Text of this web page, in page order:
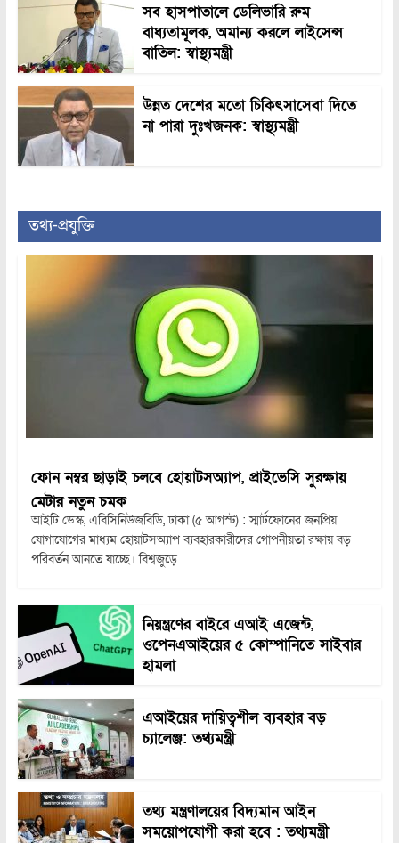
সব হাসপাতালে ডেলিভারি রুম
বাধ্যতামূলক, অমান্য করলে লাইসেন্স
বাতিল: স্বাস্থ্যমন্ত্রী
উন্নত দেশের মতো চিকিৎসাসেবা দিতে
না পারা দুঃখজনক: স্বাস্থ্যমন্ত্রী
তথ্য-প্রযুক্তি
ফোন নম্বর ছাড়াই চলবে হোয়াটসঅ্যাপ, প্রাইভেসি সুরক্ষায়
মেটার নতুন চমক
আইটি ডেস্ক, এবিসিনিউজবিডি, ঢাকা (৫ আগস্ট) : স্মার্টফোনের জনপ্রিয়
যোগাযোগের মাধ্যম হোয়াটসঅ্যাপ ব্যবহারকারীদের গোপনীয়তা রক্ষায় বড়
পরিবর্তন আনতে যাচ্ছে। বিশ্বজুড়ে
নিয়ন্ত্রণের বাইরে এআই এজেন্ট,
ওপেনএআইয়ের ৫ কোম্পানিতে সাইবার
হামলা
এআইয়ের দায়িত্বশীল ব্যবহার বড়
চ্যালেঞ্জ: তথ্যমন্ত্রী
তথ্য মন্ত্রণালয়ের বিদ্যমান আইন
সময়োপযোগী করা হবে : তথ্যমন্ত্রী